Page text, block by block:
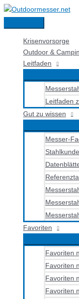
Zum
springenHauptmenü
Krisenvorsorge
Outdoor &
Leitfaden
Leitfaden
Gut zu wissen
Messer-
Stahlkunde
Favoriten
Favoriten
Favoriten
Favoriten
Favoriten